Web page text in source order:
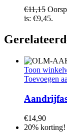
€11,15
is: €9,45.
Toon
Toevoegen
€14,90
20% korting!